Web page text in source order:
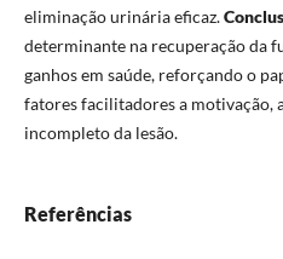
eliminação urinária eficaz.
determinante na recuperação da
ganhos em saúde, reforçando o
fatores facilitadores a motivação,
incompleto da lesão.
Referências